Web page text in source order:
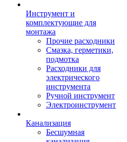
Инструмент и
комплектующие для
монтажа
Прочие расходники
Смазка, герметики,
подмотка
Расходники для
электрического
инструмента
Ручной инструмент
Электроинструмент
Канализация
Бесшумная